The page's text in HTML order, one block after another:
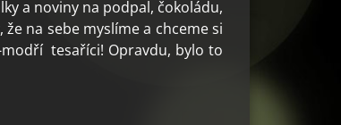
a noviny na podpal, čokoládu,
na sebe myslíme a chceme si
tesaříci! Opravdu, bylo to